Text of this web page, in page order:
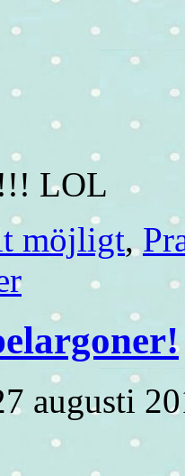
LOL
möjligt,
augusti